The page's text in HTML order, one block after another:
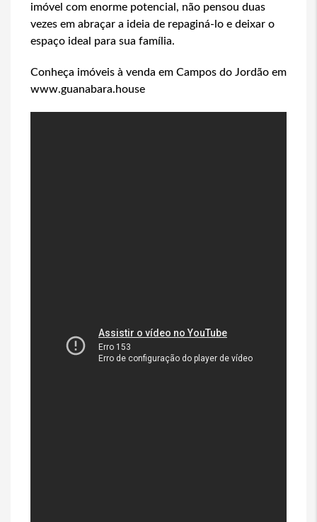
imóvel com enorme potencial, não pensou duas
vezes em abraçar a ideia de repaginá-lo e deixar o
espaço ideal para sua família.
Conheça imóveis à venda em Campos do Jordão em
www.guanabara.house